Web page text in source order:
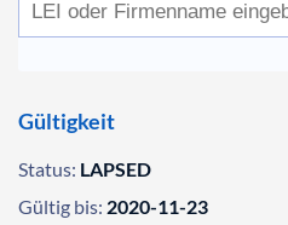
Gültigkeit
Status: LAPSED
Gültig bis: 2020-11-23